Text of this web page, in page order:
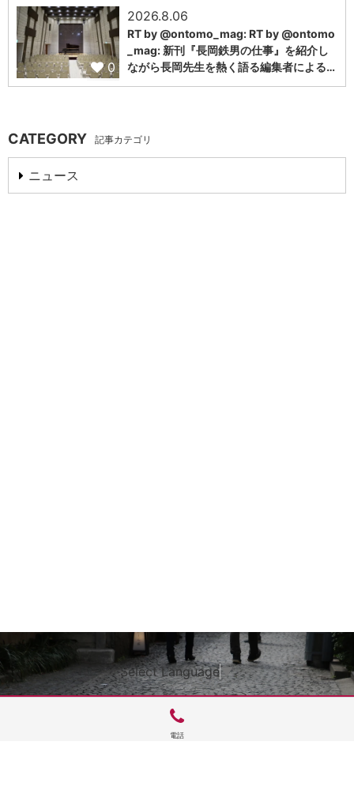
0
2026.8.06
RT by @ontomo_mag: RT by @ontomo
_mag: 新刊『長岡鉄男の仕事』を紹介し
ながら長岡先生を熱く語る編集者による…
CATEGORY 記事カテゴリ
ニュース
Select Language▼
電話